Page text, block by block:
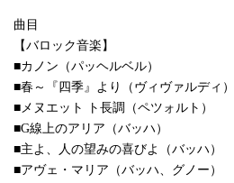
曲目
【バロック音楽】
■カノン（パッヘルベル）
■春～『四季』より（ヴィヴァルディ）
■メヌエット ト長調（ペツォルト）
■G線上のアリア（バッハ）
■主よ、人の望みの喜びよ（バッハ）
■アヴェ・マリア（バッハ、グノー）